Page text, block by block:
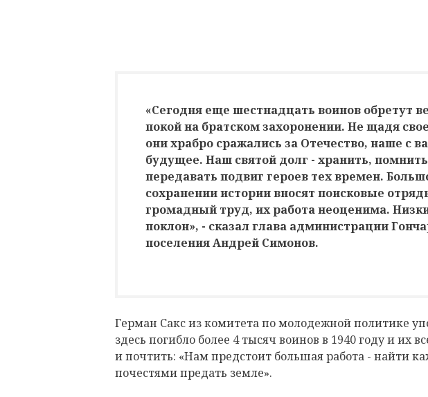
«Сегодня еще шестнадцать воинов обретут
покой на братском захоронении. Не щадя
они храбро сражались за Отечество, наше с
будущее. Наш святой долг - хранить,
передавать подвиг героев тех времен.
сохранении истории вносят поисковые
громадный труд, их работа неоценима.
поклон», - сказал глава администрации
поселения Андрей Симонов.
Герман Сакс из комитета по молодежной политике
здесь погибло более 4 тысяч воинов в 1940 году и их
и почтить: «Нам предстоит большая работа - найти
почестями предать земле».